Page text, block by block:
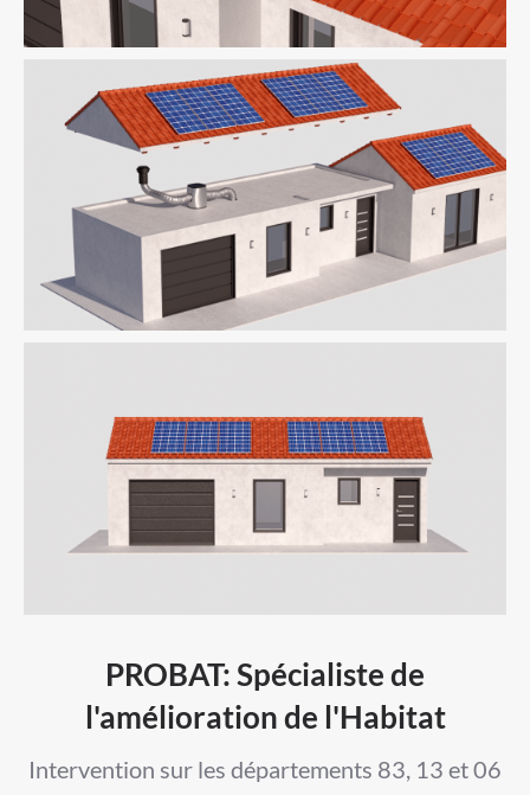
PROBAT: Spécialiste de
l'amélioration de l'Habitat
Intervention sur les départements 83, 13 et 06